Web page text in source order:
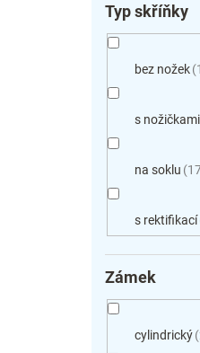
Typ skříňky
bez nožek
s nožičkami
na soklu
s rektifikací
Zámek
cylindrický